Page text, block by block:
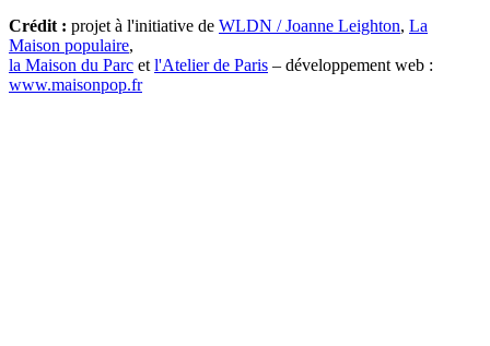
Crédit : projet à l'initiative de WLDN / Joanne Leighton, La
Maison populaire,
la Maison du Parc et l'Atelier de Paris – développement web :
www.maisonpop.fr